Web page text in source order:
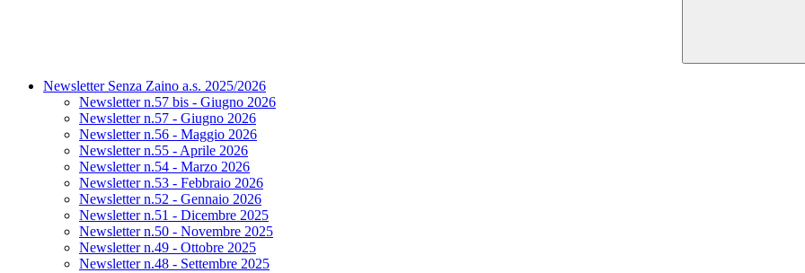
Newsletter Senza Zaino a.s. 2025/2026
Newsletter n.57 bis - Giugno 2026
Newsletter n.57 - Giugno 2026
Newsletter n.56 - Maggio 2026
Newsletter n.55 - Aprile 2026
Newsletter n.54 - Marzo 2026
Newsletter n.53 - Febbraio 2026
Newsletter n.52 - Gennaio 2026
Newsletter n.51 - Dicembre 2025
Newsletter n.50 - Novembre 2025
Newsletter n.49 - Ottobre 2025
Newsletter n.48 - Settembre 2025